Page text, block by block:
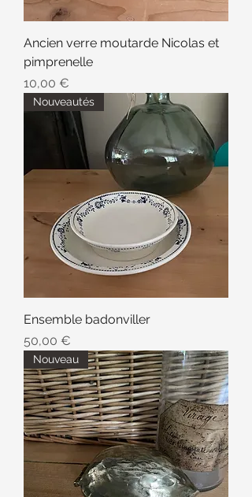
Ancien verre moutarde Nicolas et
pimprenelle
Prix
10,00 €
Nouveautés
Ensemble badonviller
Prix
50,00 €
Nouveau